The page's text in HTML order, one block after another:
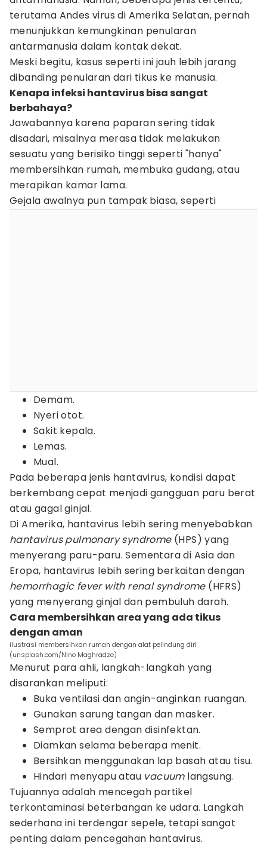
terutama Andes virus di Amerika Selatan, pernah
menunjukkan kemungkinan penularan
antarmanusia dalam kontak dekat.
Meski begitu, kasus seperti ini jauh lebih jarang
dibanding penularan dari tikus ke manusia.
Kenapa infeksi hantavirus bisa sangat
berbahaya?
Jawabannya karena paparan sering tidak
disadari, misalnya merasa tidak melakukan
sesuatu yang berisiko tinggi seperti "hanya"
membersihkan rumah, membuka gudang, atau
merapikan kamar lama.
Gejala awalnya pun tampak biasa, seperti
Demam.
Nyeri otot.
Sakit kepala.
Lemas.
Mual.
Pada beberapa jenis hantavirus, kondisi dapat
berkembang cepat menjadi gangguan paru berat
atau gagal ginjal.
Di Amerika, hantavirus lebih sering menyebabkan
hantavirus pulmonary syndrome (HPS) yang
menyerang paru-paru. Sementara di Asia dan
Eropa, hantavirus lebih sering berkaitan dengan
hemorrhagic fever with renal syndrome(HFRS)
yang menyerang ginjal dan pembuluh darah.
Cara membersihkan area yang ada tikus
dengan aman
ilustrasi membersihkan rumah dengan alat pelindung diri
(unsplash.com/Nino Maghradze)
Menurut para ahli, langkah-langkah yang
disarankan meliputi:
Buka ventilasi dan angin-anginkan ruangan.
Gunakan sarung tangan dan masker.
Semprot area dengan disinfektan.
Diamkan selama beberapa menit.
Bersihkan menggunakan lap basah atau tisu.
Hindari menyapu atau vacuumlangsung.
Tujuannya adalah mencegah partikel
terkontaminasi beterbangan ke udara. Langkah
sederhana ini terdengar sepele, tetapi sangat
penting dalam pencegahan hantavirus.